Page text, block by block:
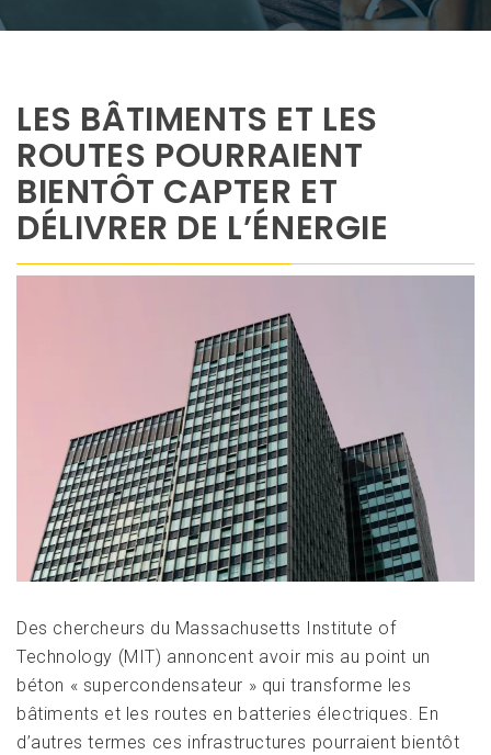
LES BÂTIMENTS ET LES
ROUTES POURRAIENT
BIENTÔT CAPTER ET
DÉLIVRER DE L’ÉNERGIE
Des chercheurs du Massachusetts Institute of
Technology (MIT) annoncent avoir mis au point un
béton « supercondensateur » qui transforme les
bâtiments et les routes en batteries électriques. En
d’autres termes ces infrastructures pourraient bientôt